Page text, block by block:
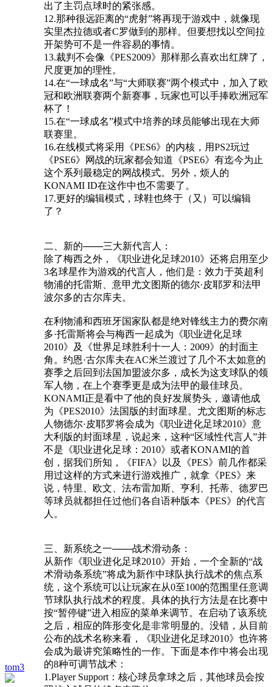
tom3
出了主罚点球时的紧张感。
12.那种很远距离的“虎射”将再现于游戏中，就像现
实里杰拉德或者C罗做到的那样。但要想找以空间拉
开架势可不是一件容易的事情。
13.裁判不会像《PES2009》那样那么喜欢出红牌了，
尺度更加的理性。
14.在“一球成名”与“大师联赛”两个模式中，加入了欧
冠和欧洲联赛两个新赛事，玩家也可以手捧欧洲冠军
杯了！
15.在“一球成名”模式中培养的球员能够出现在大师
联赛里。
16.在线模式将采用《PES6》的内核，用PS2玩过
《PSE6》网战的玩家都会知道《PSE6》有迄今为止
这个系列最稳定的网战模式。另外，烦人的
KONAMI ID在这作中也不需要了。
17.更好的编辑模式，球鞋也终于（又）可以编辑
了？
二、新的───三大新代言人：
除了梅西之外，《职业进化足球2010》还将启用至少
3名球星作为游戏的代言人，他们是：效力于英超利
物浦的托雷斯、意甲尤文图斯的德尔·皮耶罗和法甲
波尔多的古尔库夫。
在利物浦和西班牙国家队都是绝对锋线主力的费尔南
多·托雷斯将会与梅西一起成为《职业进化足球
2010》及《世界足球胜利十一人：2009》的封面主
角。约恩·古尔库夫在AC米兰渡过了几个不太如意的
赛季之后回到法国加盟波尔多，成长为这支球队的领
军人物，在上个赛季更是成为法甲的最佳球员。
KONAMI正是看中了他的良好发展势头，邀请他成
为《PES2010》法国版的封面球星。尤文图斯的标志
人物德尔·皮耶罗将会成为《职业进化足球2010》意
大利版的封面球星，说起来，这种“区域性代言人”并
不是《职业进化足球：2010》或者KONAMI的首
创，据我们所知，《FIFA》以及《PES》前几作都采
用过这样的方式来进行游戏推广，就拿《PES》来
说，特里、欧文、法布雷加斯、亨利、托蒂、德罗巴
等球员就都担任过他们各自语种版本《PES》的代言
人。
三、新系统之一───战术滑动条：
从新作《职业进化足球2010》开始，一个全新的“战
术滑动条系统”将成为新作中球队执行战术的焦点系
统，这个系统可以让玩家在从0至100的范围里任意调
节球队执行战术的程度。具体的执行方法是在比赛中
按“暂停键”进入相应的菜单来调节。在启动了该系统
之后，相应的阵形变化是非常明显的。没错，从目前
公布的战术名称来看，《职业进化足球2010》也许将
会成为最讲究策略性的一作。下面是本作中将会出现
的8种可调节战术：
1.Player Support：核心球员拿球之后，其他球员会按